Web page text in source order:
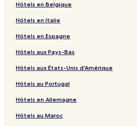
Hôtels en Belgique
Hôtels en Italie
Hôtels en Espagne
Hôtels aux Pays-Bas
Hôtels aux États-Unis d'Amérique
Hôtels au Portugal
Hôtels en Allemagne
Hôtels au Maroc